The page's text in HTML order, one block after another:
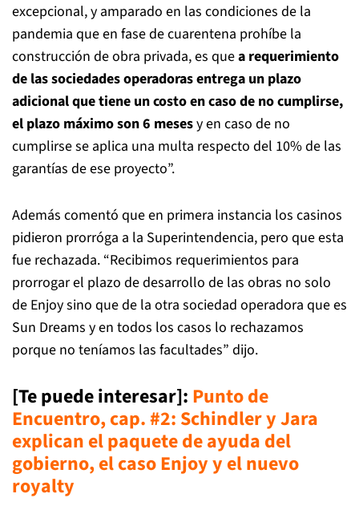
excepcional, y amparado en las condiciones de la
pandemia que en fase de cuarentena prohíbe la
construcción de obra privada, es quea requerimiento
de las sociedades operadoras entrega un plazo
adicional que tiene un costo en caso de no cumplirse,
el plazo máximo son 6 mesesy en caso de no
cumplirse se aplica una multa respecto del 10% de las
garantías de ese proyecto”.
Además comentó que en primera instancia los casinos
pidieron prorróga a la Superintendencia, pero que esta
fue rechazada. “Recibimos requerimientos para
prorrogar el plazo de desarrollo de las obras no solo
de Enjoy sino que de la otra sociedad operadora que es
Sun Dreams y en todos los casos lo rechazamos
porque no teníamos las facultades” dijo.
[Te puede interesar]: Punto de
Encuentro, cap. #2: Schindler y Jara
explican el paquete de ayuda del
gobierno, el caso Enjoy y el nuevo
royalty